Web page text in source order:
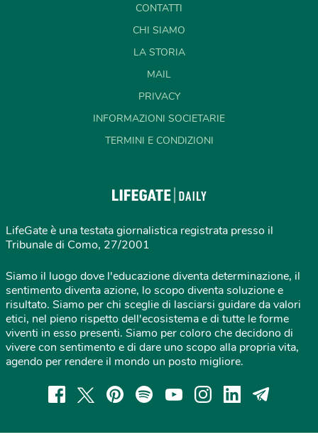
CONTATTI
CHI SIAMO
LA STORIA
MAIL
PRIVACY
INFORMAZIONI SOCIETARIE
TERMINI E CONDIZIONI
LifeGate è una testata giornalistica registrata presso il
Tribunale di Como, 27/2001
Siamo il luogo dove l'educazione diventa determinazione, il
sentimento diventa azione, lo scopo diventa soluzione e
risultato. Siamo per chi sceglie di lasciarsi guidare da valori
etici, nel pieno rispetto dell'ecosistema e di tutte le forme
viventi in esso presenti. Siamo per coloro che decidono di
vivere con sentimento e di dare uno scopo alla propria vita,
agendo per rendere il mondo un posto migliore.